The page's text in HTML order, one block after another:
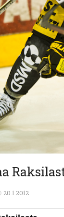
20.1.2012